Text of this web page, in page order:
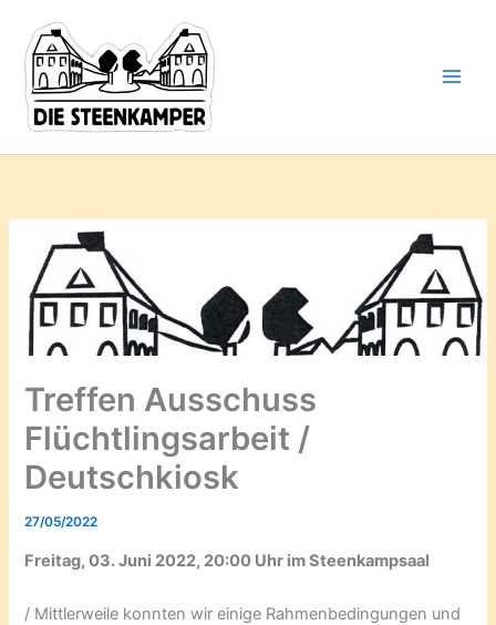
Inhalt
springen
Treffen Ausschuss
Flüchtlingsarbeit /
Deutschkiosk
27/05/2022
Freitag, 03. Juni 2022, 20:00 Uhr im Steenkampsaal
/ Mittlerweile konnten wir einige Rahmenbedingungen und
deine
Mail-
Adresse
ein ...